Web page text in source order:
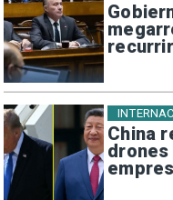
China
drones